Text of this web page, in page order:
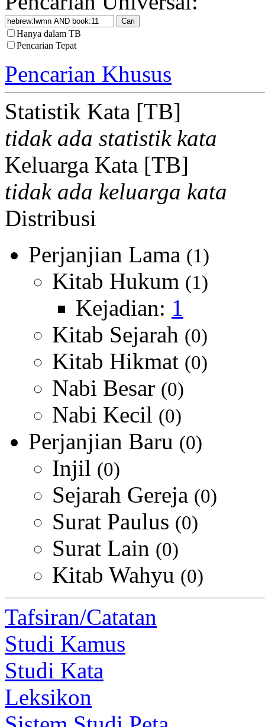
Hanya dalam TB
Pencarian Tepat
Pencarian Khusus
Statistik Kata [TB]
tidak ada statistik kata
Keluarga Kata [TB]
tidak ada keluarga kata
Distribusi
Perjanjian Lama (1)
Kitab Hukum (1)
Kejadian: 1
Kitab Sejarah (0)
Kitab Hikmat (0)
Nabi Besar (0)
Nabi Kecil (0)
Perjanjian Baru (0)
Injil (0)
Sejarah Gereja (0)
Surat Paulus (0)
Surat Lain (0)
Kitab Wahyu (0)
Tafsiran/Catatan
Studi Kamus
Studi Kata
Leksikon